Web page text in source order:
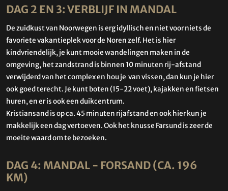
DAG 2 EN 3: VERBLIJF IN MANDAL
De zuidkust van Noorwegen is erg idyllisch en niet voor niets de
favoriete vakantieplek voor de Noren zelf. Het is hier
kindvriendelijk, je kunt mooie wandelingen maken in de
omgeving, het zandstrand is binnen 10 minuten rij-afstand
verwijderd van het complex en hou je van vissen, dan kun je hier
ook goed terecht. Je kunt boten (15-22 voet), kajakken en fietsen
huren, en er is ook een duikcentrum.
Kristiansand is op ca. 45 minuten rijafstand en ook hier kun je
makkelijk een dag vertoeven. Ook het knusse Farsund is zeer de
moeite waard om te bezoeken.
DAG 4: MANDAL - FORSAND (CA. 196
KM)